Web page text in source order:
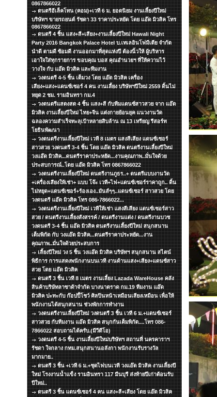
0867866022
ดนตรีอีเล็คโทน (คอม)+เวที 6 ม. ยอดนิยม งานเลี้ยงปีใหม่
บริษัทฯ ขายรถยนต์ รัชดา 33 ราคาประหยัด โดย แอ๊ด มิวสิค โทร
0867866022
ดนตรี 4 ชิ้น แสง+สี+เสียง+งานเลี้ยงปีใหม่ Hawali Night
Party 2016 Bangkok Palace Hotel บ.เทเลอินโฟมีเดีย จำกัด
นำดี ตามดี ซ้อมดี งานออกมาที่สุดแห่งปี ต้องนิ้วให้ ผู้บริหาร
เอาใจใส่ทุกรายการ ขอบคุณ บอส คุณอำนวยฯ ที่ให้ความไว้
วางใจ กับ แอ๊ด มิวสิค และทีมงาน
วงดนตรี 4-5 ชิ้น เต็มวง โดย แอ๊ด มิวสิค เครื่อง
เสียง+แสง+แดนซ์เซอร์ 4 คน งานเลี้ยง บริษัทฯปีใหม่ 2559 ดิ้นไม่
หยุด 2 ชม. รามอินทรา กม.4
วงดนตรีแสดงสด 4 ชิ้น แสง+สี กับทีมแดนซ์สาวสวย จาก แอ๊ด
มิวสิค งานเลี้ยงปีใหม่ ไทย+จีน แต่งกายย้อนยุค แนวงานวัด
ฉลองความสำเร็จทะลุเป้าหลายสิบล้าน ณ 13 เหรียญ รีสอร์ท
โยธินพัฒนา
วงดนตรีงานเลี้ยงปีใหม่ เวที 8 เมตร แสงสีเสียง แดนซ์เซอร์
สาวสวย วงดนตรี 3-4 ชิ้น โดย แอ๊ด มิวสิค ดนตรีงานเลี้ยงปีใหม่
วงแอ๊ด มิวสิค...ดนตรีราคาประหยัด...งานคุณภาพ..มั่นใจด้วย
ประสบการณ์..โดย แอ๊ด มิวสิค โทร 0867866022
วงดนตรีงานเลี้ยงปีใหม่ ดนตรีงานภูธร..+ ดนตรีแบบงานวัด
+เครื่องเสียงให้เช่า+ แบบ โจ๊ะ เวที+ไฟ+แดนซ์เซอร์ราคาถูก.. ดิ้น
ไม่หยุด+แดนซ์เซอร์+ร้องเอง..มันส์ๆๆ..แดนซ์เซอร์ สาวสวย โดย
วงดนตรี แอ๊ด มิวสิค โทร 086-7866022...
วงดนตรีงานเลี้ยงปีใหม่ เวทีให้เช่า แสงสีเสียง แดนซ์เซอร์สาว
สวย / ดนตรีงานเลี้ยงสังสรรค์ / ดนตรีงานแต่ง / ดนตรีงานบวช
วงดนตรี 3-4 ชิ้น แอ๊ด มิวสิค ดนตรีงานเลี้ยงปีใหม่ สนุกสนาน
เต็มพิกัด กับ วงแอ๊ด มิวสิค...ดนตรีราคาประหยัด...งาน
คุณภาพ..มั่นใจด้วยประสบการ
เลี้ยงปีใหม่ วง 5 ชิ้น วงแอ๊ด มิวสิค บริษัทฯ สนุกสนาน สไตน์
พิธีการ การแสดงพนักงานบนเวที งานด้านแสง+เสียง+แดนซ์สาว
สวย โดย แอ๊ด มิวสิค
ดนตรี 3 ชิ้น เวที 8 เมตร งานเลี้ยง Lazada WareHouse คลัง
สินค้าบริษัทลาซาด้าจำกัด บางนาตราด กม.19 ทีมงาน แอ๊ด
มิวสิค ปะทะกับ ก๊อปปี้โชว์ ศิลปินหน้าเหมือนเสียงเหมือน เพื่อให้
พนักงานได้สนุกสนาน ช่วงพักการทำงาน
วงดนตรีงานเลี้ยงปีใหม่ วงดนตรี 3 ชิ้น เวที 6 ม.+แดนซ์เซอร์
สาวสวย กับทีมงาน แอ๊ด มิวสิค สนุกกันเต็มพิกัด....โทร 086-
7866022 สอบถามได้ครับ.(มีวีดีโอ)
วงดนตรี 4-5 ชิ้น งานเลี้ยงปีใหม่บริษัทฯ สถานที่ นครคาราฯ
รัชดา ใจกลาง กทม.สนุกสนานอลังกา พนักงานรับรางวัล
มากมาย..
ดนตรี 3 ชิ้น +เวที 6 ม.+ชุดไฟบนเวที วงแอ๊ด มิวสิค งานเลี้ยงปี
ใหม่ โรงงานน้ำแข็ง รามอินทรา 117 มีนบุรี ส่งท้ายปีเก่าต้อนรับ
ปีใหม่..
ดนตรี 3 ชิ้น แดนซ์เซอร์ 4 คน แสง+สี+เสียง โดย แอ๊ด มิวสิค